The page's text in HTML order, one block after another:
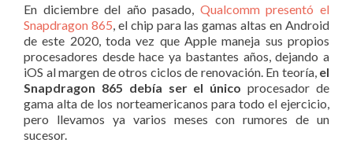
En diciembre del año pasado, Qualcomm presentó el
Snapdragon 865 , el chip para las gamas altas en Android
de este 2020, toda vez que Apple maneja sus propios
procesadores desde hace ya bastantes años, dejando a
iOS al margen de otros ciclos de renovación. En teoría, el
Snapdragon 865 debía ser el único procesador de
gama alta de los norteamericanos para todo el ejercicio,
pero llevamos ya varios meses con rumores de un
sucesor.